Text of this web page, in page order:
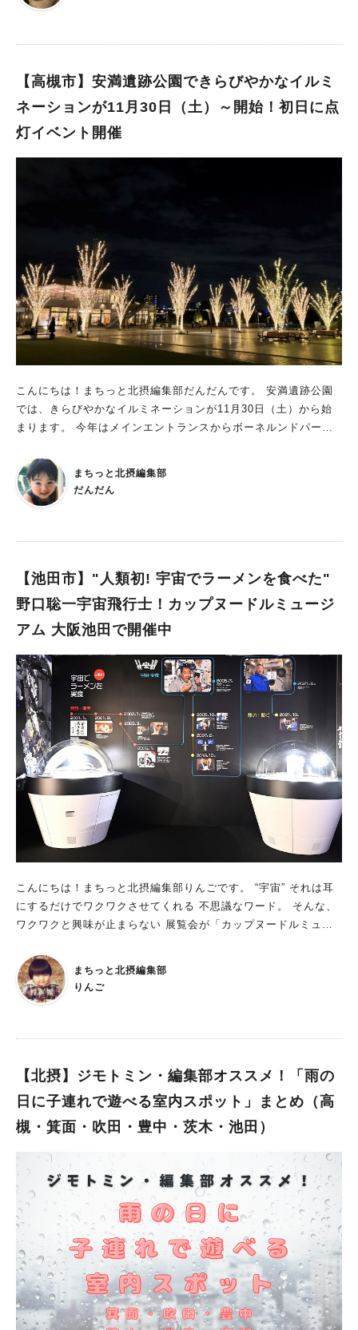
ちゅうパル 2階 中央アーケード北側 ■定員：各回約50組 ■対
当日午前10時～1日分の整理券を配布します。 ●「クリスマスKi
■日程：12月22日（日） ■時間：①午前11時～②午後1時～③午
後3時～ ■場所：せんちゅうパル2階 中央アーケード北側 ■定
て提示 【イベント詳細ページはこちら】
モール内にイルミネーションを実施し、 今年はかわいい動物た
げ、たこ焼きなどキッチンカーや、 スマートボール、くじ引き
り上げます。 午後6時30分からは約200個のランタンが夜空に打
ち上がり、 幻想的なひとときを楽しむことができるみたいで
【高槻市】安満遺跡公園できらびやかなイルミ
ネーションが11月30日（土）～開始！初日に点
灯イベント開催
こんにちは！まちっと北摂編集部だんだんです。 安満遺跡公園
では、きらびやかなイルミネーションが11月30日（土）から始
まります。 今年はメインエントランスからボーネルンドパーク
3万球のLEDによってライトアップされます！ サンスター広場で
は、ペンギンとシロクマをデザインしたオブジェにもイルミネー
ションが施されるとのこと。 パークセンター内には12月25日
ス、スープなど あったかグルメやドリンクが登場。 クリスマス
ミネーションとともに、クリスマス気分が味わえますよ！ ぜひ
点灯式にも足を運んでみてくださいね♪
まちっと北摂編集部
だんだん
【池田市】"人類初! 宇宙でラーメンを食べた"
野口聡一宇宙飛行士！カップヌードルミュージ
アム 大阪池田で開催中
こんにちは！まちっと北摂編集部りんごです。 “宇宙” それは耳
にするだけでワクワクさせてくれる 不思議なワード。 そんな、
ワクワクと興味が止まらない 展覧会が「カップヌードルミュー
ンの貴重な資料を多数展示 7月31日からスタートした企画展
「"人類初! 宇宙でラーメンを食べた" 野口聡一 （のぐちそうい
ち） 宇宙飛行士」。 実は、野口さんは、同館の名誉館長で“宇宙
示されています。 さらに野口さんが国際宇宙ステーション（IS
紙「宇宙世紀 優劣共生（うちゅうせいき ゆうれつきょうせ
い）」の実物も西日本で初公開されているそう。 宇宙で「スペ
際に使用したフォークやスプーン、箸、 ISSで海外のクルーに好
評だった法被（はっぴ）などなど どれも興味深く、滅多にお目
にかかれるものではない貴重な資料ばかり。 ちなみに、入館料
は無料なので、 気軽に見ることができるのもうれしいですよ
ね。 食と宇宙をつなぐ、興味深い展示の数々。 これは子どもよ
りも、大人がのめりこみそうな予感（笑） 池田方面にお出かけ
の際はもちろん、 同企画展を目当てにおでかけしてくだいね！
まちっと北摂編集部
りんご
【北摂】ジモトミン・編集部オススメ！「雨の
日に子連れで遊べる室内スポット」まとめ（高
槻・箕面・吹田・豊中・茨木・池田）